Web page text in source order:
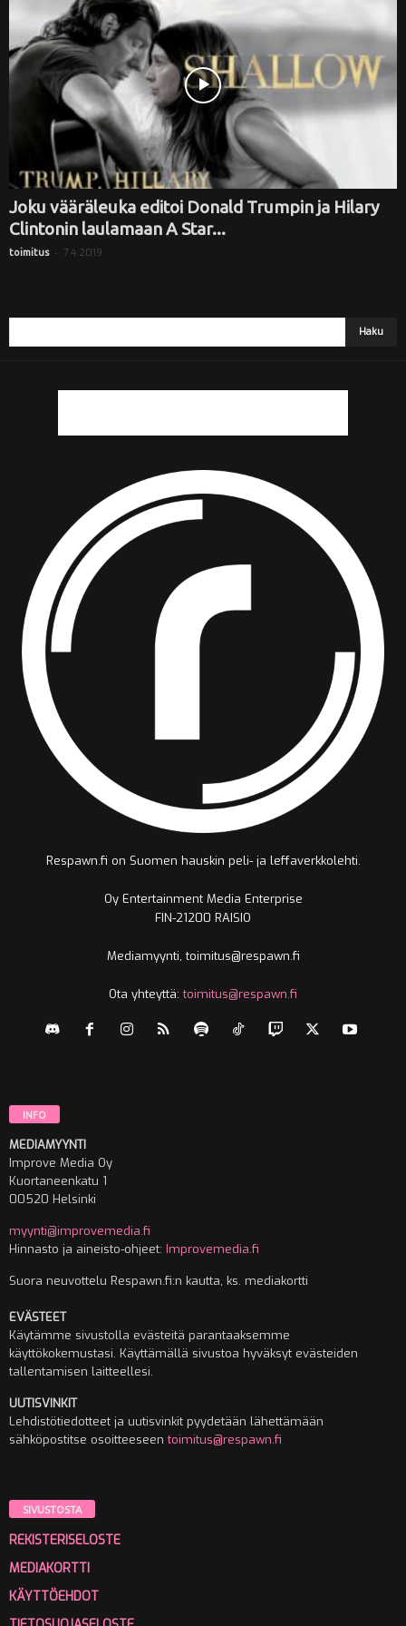
Joku vääräleuka editoi Donald Trumpin ja Hilary
Clintonin laulamaan A Star...
toimitus - 7.4.2019
Respawn.fi on Suomen hauskin peli- ja leffaverkkolehti.
Oy Entertainment Media Enterprise
FIN-21200 RAISIO
Mediamyynti, toimitus@respawn.fi
Ota yhteyttä:toimitus@respawn.fi
INFO
MEDIAMYYNTI
Improve Media Oy
Kuortaneenkatu 1
00520 Helsinki
myynti@improvemedia.fi
Hinnasto ja aineisto-ohjeet: Improvemedia.fi
Suora neuvottelu Respawn.fi:n kautta, ks. mediakortti
EVÄSTEET
Käytämme sivustolla evästeitä parantaaksemme
käyttökokemustasi. Käyttämällä sivustoa hyväksyt evästeiden
tallentamisen laitteellesi.
UUTISVINKIT
Lehdistötiedotteet ja uutisvinkit pyydetään lähettämään
sähköpostitse osoitteeseentoimitus@respawn.fi
SIVUSTOSTA
REKISTERISELOSTE
MEDIAKORTTI
KÄYTTÖEHDOT